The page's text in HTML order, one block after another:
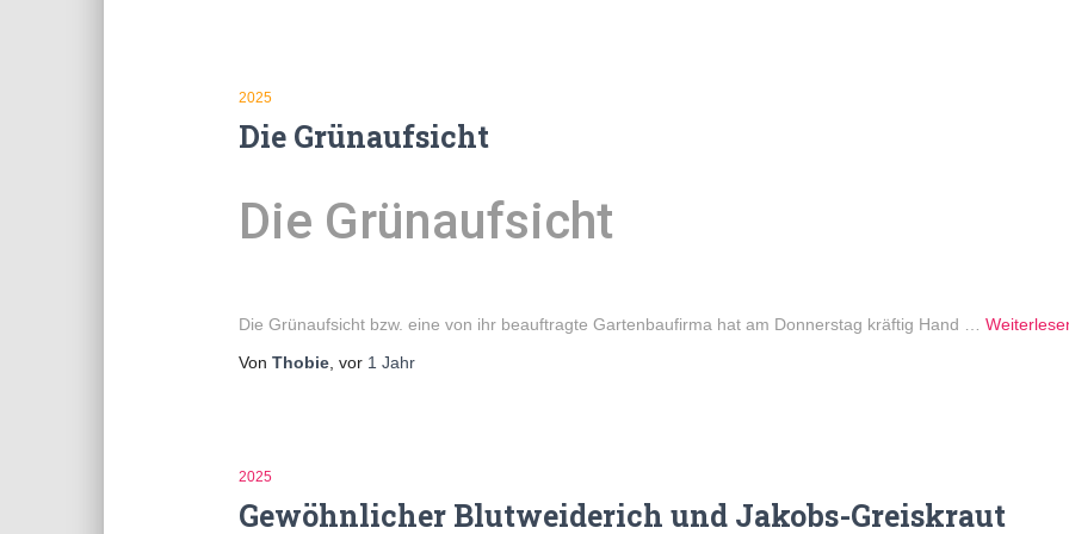
2025
Die Grünaufsicht
Die Grünaufsicht
Die Grünaufsicht bzw. eine von ihr beauftragte Gartenbaufirma hat am Donnerstag kräftig Hand …
Von Thobie, vor 1 Jahr
2025
Gewöhnlicher Blutweiderich und Jakobs-Greiskraut